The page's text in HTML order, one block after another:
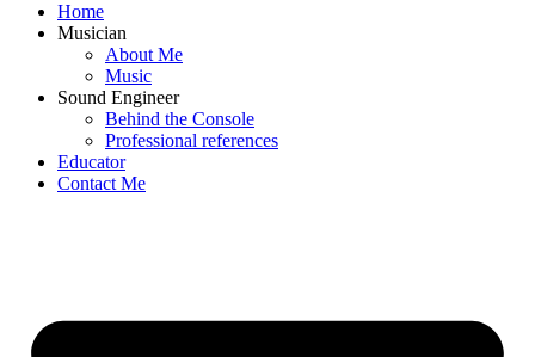
Home
Musician
About Me
Music
Sound Engineer
Behind the Console
Professional references
Educator
Contact Me